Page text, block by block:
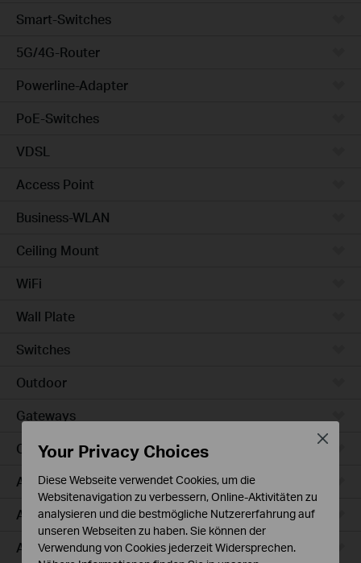
Smart-Switches
5G/4G-Router
Powerline-Adapter
PoE-Switches
VDSL
Access Point
Business-WLAN
Ceiling Mount
WiFi
Wall Plate
Switches
Outdoor
Gateways
Campus
Access Max
Aggregation
Access Plus
Your Privacy Choices
Diese Webseite verwendet Cookies, um die
Websitenavigation zu verbessern, Online-Aktivitäten zu
analysieren und die bestmögliche Nutzererfahrung auf
unseren Webseiten zu haben. Sie können der
Verwendung von Cookies jederzeit Widersprechen.
Close